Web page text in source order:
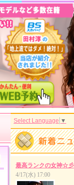
Select Language ▼